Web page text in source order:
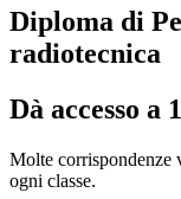
Diploma di
radiotecnica
Dà accesso a
Molte corrispondenze
ogni classe.